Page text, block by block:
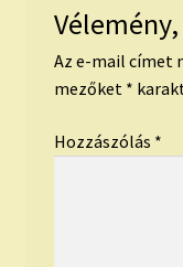
Az e-mail címet
mezőket *
Hozzászólás *